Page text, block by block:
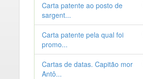
Carta patente ao posto de
sargent...
Carta patente pela qual foi
promo...
Cartas de datas. Capitão mor
Antô...